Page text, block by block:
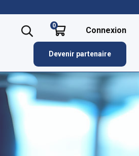
0 Connexion
Devenir partenaire